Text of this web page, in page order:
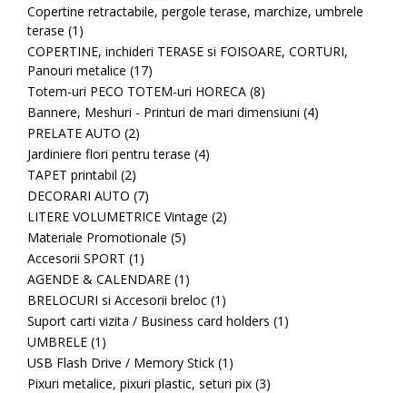
Copertine retractabile, pergole terase, marchize, umbrele
terase (1)
COPERTINE, inchideri TERASE si FOISOARE, CORTURI,
Panouri metalice (17)
Totem-uri PECO TOTEM-uri HORECA (8)
Bannere, Meshuri - Printuri de mari dimensiuni (4)
PRELATE AUTO (2)
Jardiniere flori pentru terase (4)
TAPET printabil (2)
DECORARI AUTO (7)
LITERE VOLUMETRICE Vintage (2)
Materiale Promotionale (5)
Accesorii SPORT (1)
AGENDE & CALENDARE (1)
BRELOCURI si Accesorii breloc (1)
Suport carti vizita / Business card holders (1)
UMBRELE (1)
USB Flash Drive / Memory Stick (1)
Pixuri metalice, pixuri plastic, seturi pix (3)